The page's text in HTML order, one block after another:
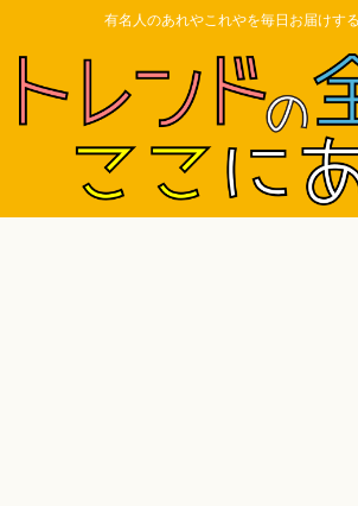
有名人のあれやこれやを毎日お届けす